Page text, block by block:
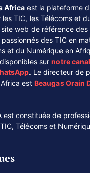
Africa est la plateforme
TIC, les Télécoms et
web de référence des
des TIC en
et du Numérique en
sur notre canal
. Le directeur de
est Beaugas Orain
est constituée de
Télécoms et